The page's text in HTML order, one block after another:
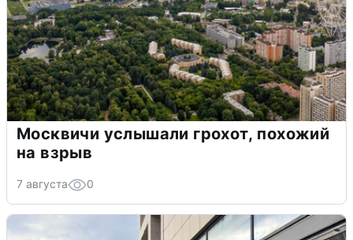
Москвичи услышали грохот, похожий
на взрыв
7 августа 0